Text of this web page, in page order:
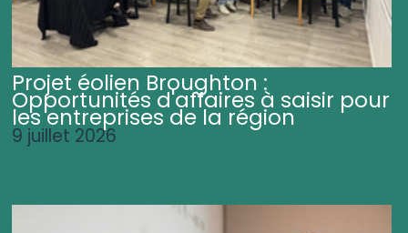
Projet éolien Broughton :
Opportunités d'affaires à saisir pour
les entreprises de la région
9 juillet 2026